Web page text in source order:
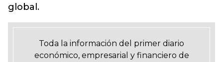
global.
Toda la información del primer diario
económico, empresarial y financiero de